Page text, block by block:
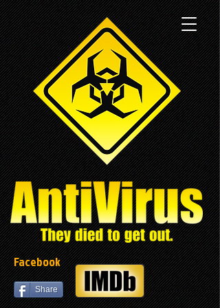
Facebook
Share